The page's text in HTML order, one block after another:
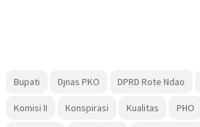
Bupati Djnas PKO DPRD Rote Ndao
Komisi II Konspirasi Kualitas PHO